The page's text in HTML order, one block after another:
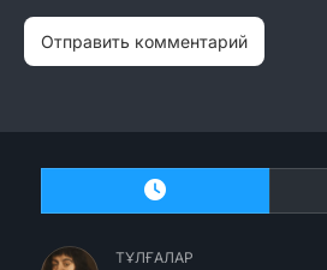
ТҰЛҒАЛАР